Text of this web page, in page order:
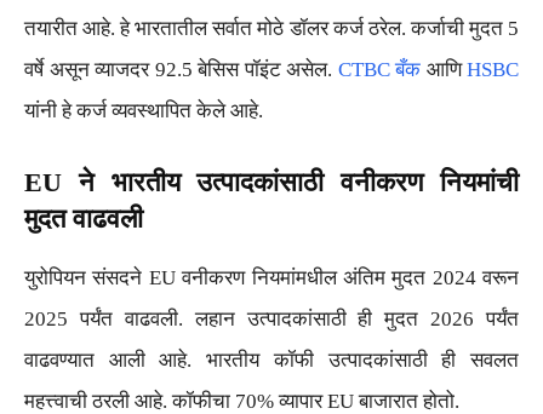
तयारीत आहे. हे भारतातील सर्वात मोठे डॉलर कर्ज ठरेल. कर्जाची मुदत 5
वर्षे असून व्याजदर 92.5 बेसिस पॉइंट असेल. CTBC बँक आणिHSBC
यांनी हे कर्ज व्यवस्थापित केले आहे.
EU ने भारतीय उत्पादकांसाठी वनीकरण नियमांची
मुदत वाढवली
युरोपियन संसदने EU वनीकरण नियमांमधील अंतिम मुदत 2024 वरून
2025 पर्यंत वाढवली. लहान उत्पादकांसाठी ही मुदत 2026 पर्यंत
वाढवण्यात आली आहे. भारतीय कॉफी उत्पादकांसाठी ही सवलत
महत्त्वाची ठरली आहे. कॉफीचा 70% व्यापार EU बाजारात होतो.